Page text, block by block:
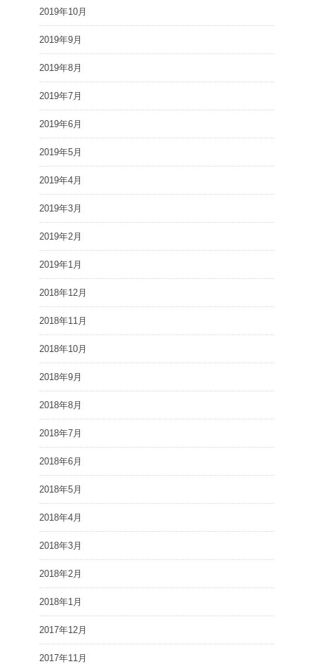
2019年10月
2019年9月
2019年8月
2019年7月
2019年6月
2019年5月
2019年4月
2019年3月
2019年2月
2019年1月
2018年12月
2018年11月
2018年10月
2018年9月
2018年8月
2018年7月
2018年6月
2018年5月
2018年4月
2018年3月
2018年2月
2018年1月
2017年12月
2017年11月